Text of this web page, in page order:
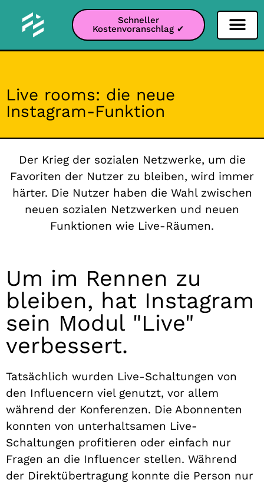
Schneller
Kostenvoranschlag ✔
Live rooms: die neue
Instagram-Funktion
Der Krieg der sozialen Netzwerke, um die
Favoriten der Nutzer zu bleiben, wird immer
härter. Die Nutzer haben die Wahl zwischen
neuen sozialen Netzwerken und neuen
Funktionen wie Live-Räumen.
Um im Rennen zu
bleiben, hat Instagram
sein Modul "Live"
verbessert.
Tatsächlich wurden Live-Schaltungen von
den Influencern viel genutzt, vor allem
während der Konferenzen. Die Abonnenten
konnten von unterhaltsamen Live-
Schaltungen profitieren oder einfach nur
Fragen an die Influencer stellen. Während
der Direktübertragung konnte die Person nur